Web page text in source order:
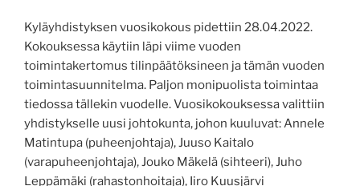
Kyläyhdistyksen vuosikokous pidettiin 28.04.2022.
Kokouksessa käytiin läpi viime vuoden
toimintakertomus tilinpäätöksineen ja tämän vuoden
toimintasuunnitelma. Paljon monipuolista toimintaa
tiedossa tällekin vuodelle. Vuosikokouksessa valittiin
yhdistykselle uusi johtokunta, johon kuuluvat: Annele
Matintupa (puheenjohtaja), Juuso Kaitalo
(varapuheenjohtaja), Jouko Mäkelä (sihteeri), Juho
Leppämäki (rahastonhoitaja), Iiro Kuusjärvi